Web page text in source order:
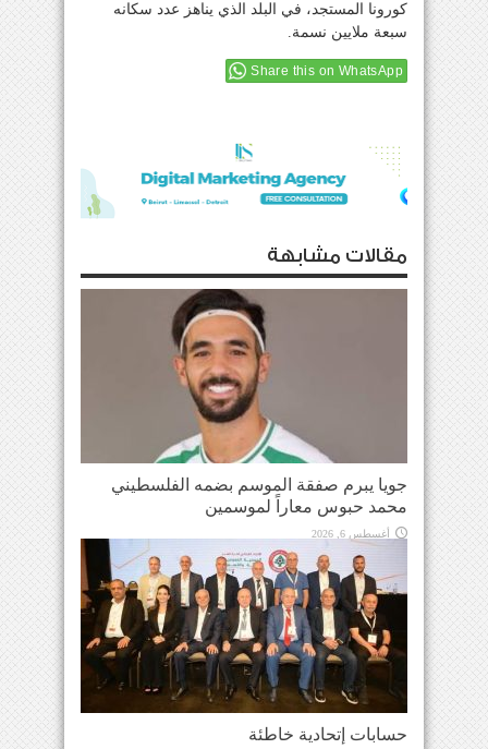
كورونا المستجد، في البلد الذي يناهز عدد سكانه
سبعة ملايين نسمة.
Share this on WhatsApp
مقالات مشابهة
جويا يبرم صفقة الموسم بضمه الفلسطيني
محمد حبوس معاراً لموسمين
أغسطس 6, 2026
حسابات إتحادية خاطئة